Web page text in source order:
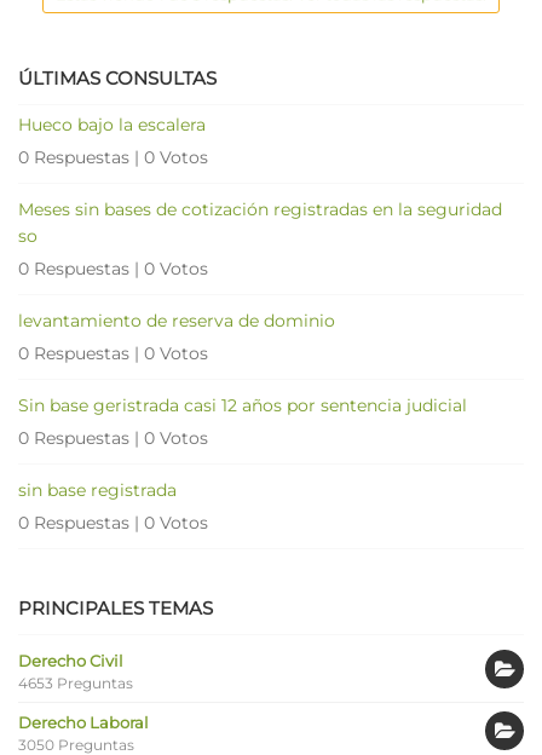
ÚLTIMAS CONSULTAS
Hueco bajo la escalera
0 Respuestas | 0 Votos
Meses sin bases de cotización registradas en la seguridad
so
0 Respuestas | 0 Votos
levantamiento de reserva de dominio
0 Respuestas | 0 Votos
Sin base geristrada casi 12 años por sentencia judicial
0 Respuestas | 0 Votos
sin base registrada
0 Respuestas | 0 Votos
PRINCIPALES TEMAS
Derecho Civil
4653 Preguntas
Derecho Laboral
3050 Preguntas